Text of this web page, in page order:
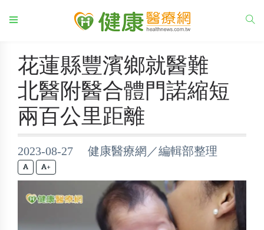
花蓮縣豐濱鄉就醫難
北醫附醫合體門諾縮短
兩百公里距離
2023-08-27 健康醫療網／編輯部整理
+